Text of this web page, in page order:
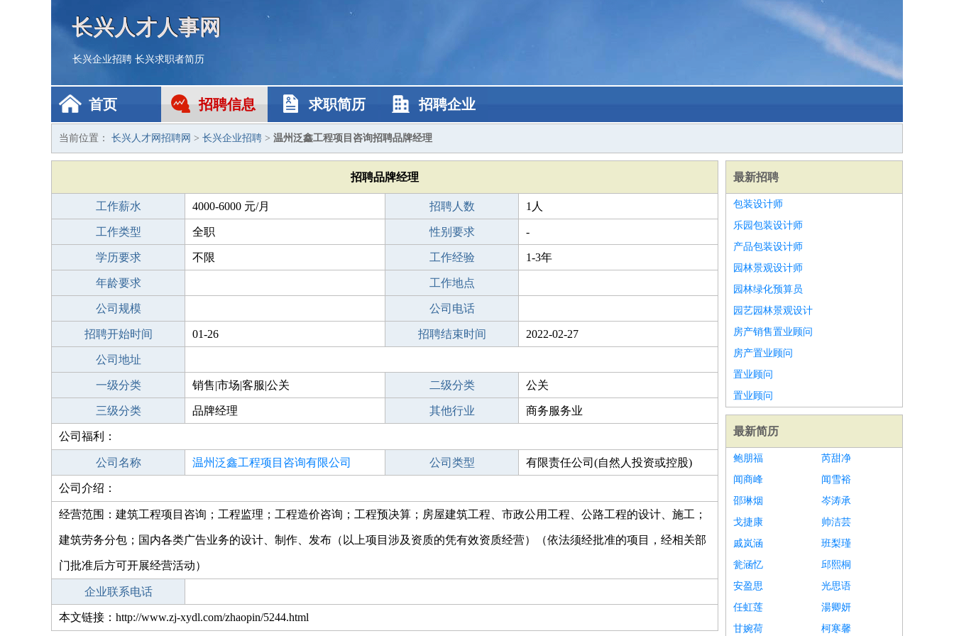
长兴人才人事网
长兴企业招聘 长兴求职者简历
首页 招聘信息 求职简历 招聘企业
当前位置： 长兴人才网招聘网 > 长兴企业招聘 > 温州泛鑫工程项目咨询招聘品牌经理
招聘品牌经理
工作薪水 4000-6000 元/月 招聘人数 1人
工作类型 全职 性别要求 -
学历要求 不限 工作经验 1-3年
年龄要求 工作地点
公司规模 公司电话
招聘开始时间 01-26 招聘结束时间 2022-02-27
公司地址
一级分类 销售|市场|客服|公关 二级分类 公关
三级分类 品牌经理 其他行业 商务服务业
公司福利：
公司名称 温州泛鑫工程项目咨询有限公司 公司类型 有限责任公司(自然人投资或控股)
公司介绍：
经营范围：建筑工程项目咨询；工程监理；工程造价咨询；工程预决算；房屋建筑工程、市政公用工程、公路工程的设计、施工；
建筑劳务分包；国内各类广告业务的设计、制作、发布（以上项目涉及资质的凭有效资质经营）（依法须经批准的项目，经相关部
门批准后方可开展经营活动）
企业联系电话
本文链接：http://www.zj-xydl.com/zhaopin/5244.html
最新招聘
包装设计师
乐园包装设计师
产品包装设计师
园林景观设计师
园林绿化预算员
园艺园林景观设计
房产销售置业顾问
房产置业顾问
置业顾问
置业顾问
最新简历
鲍朋福
芮甜净
闻商峰
闻雪裕
邵琳烟
岑涛承
戈捷康
帅洁芸
戚岚涵
班梨瑾
瓮涵忆
邱熙桐
安盈思
光思语
任虹莲
湯卿妍
甘婉荷
柯寒馨